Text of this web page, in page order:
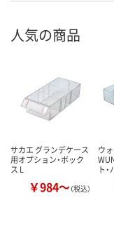
人気の商品
サカエ グランデケース
用オプション・ボック
ス L
￥984～（税込）
ウ
ト